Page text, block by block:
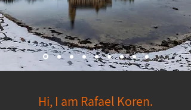
Hi, I am Rafael Koren.